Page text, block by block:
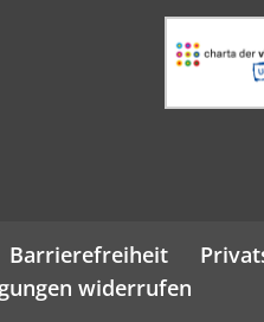
Barrierefreiheit
widerrufen